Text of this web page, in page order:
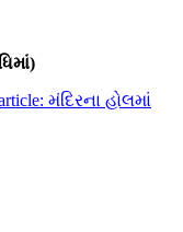
મંદિરના હોલમાં